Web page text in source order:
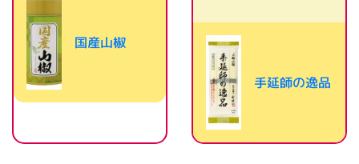
国産山椒
手延師の逸品